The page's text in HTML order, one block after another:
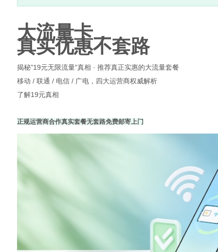
大流量卡，
真实优惠不套路
揭秘"19元无限流量"真相 · 推荐真正实惠的大流量套餐
移动 / 联通 / 电信 / 广电，四大运营商权威解析
了解19元真相
正规运营商合作真实套餐无套路免费邮寄上门